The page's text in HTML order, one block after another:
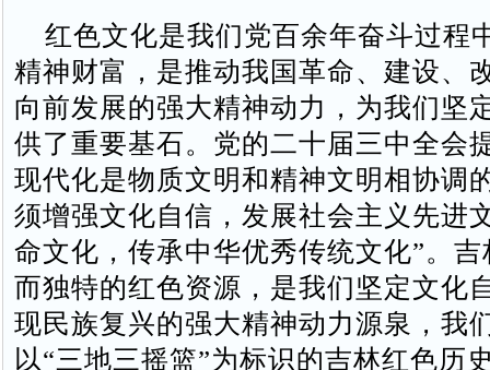
红色文化是我们党百余年奋斗过程
精神财富，是推动我国革命、建设、
向前发展的强大精神动力，为我们坚
供了重要基石。党的二十届三中全会
现代化是物质文明和精神文明相协调
须增强文化自信，发展社会主义先进
命文化，传承中华优秀传统文化”。
而独特的红色资源，是我们坚定文化
现民族复兴的强大精神动力源泉，我
以“三地三摇篮”为标识的吉林红色历